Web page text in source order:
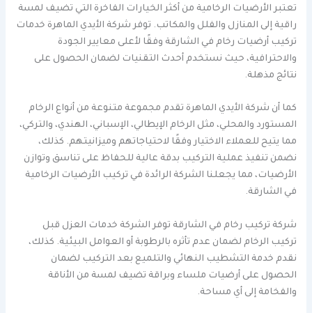
تعتبر الأرضيات الرخامية من أكثر الخيارات الفاخرة التي تضيف لمسة
راقية إلى المنازل والفلل والمكاتب. توفر شركة الأيدي الماهرة خدمات
تركيب أرضيات رخام في الشارقة وفقًا لأعلى معايير الجودة
والاحترافية، حيث نستخدم أحدث التقنيات لضمان الحصول على
نتائج مذهلة.
كما أن شركة الأيدي الماهرة تقدم مجموعة متنوعة من أنواع الرخام
المستورد والمحلي، مثل الرخام الإيطالي، الإسباني، الهندي، والتركي،
مما يتيح للعملاء الاختيار وفقًا لاحتياجاتهم وميزانيتهم. كذلك،
نضمن تنفيذ عملية التركيب بدقة عالية للحفاظ على تناسق وتوازن
الأرضيات، مما يجعلنا الشركة الرائدة في تركيب الأرضيات الرخامية
في الشارقة.
شركة تركيب رخام في الشارقة توفر الشركة خدمات العزل قبل
تركيب الرخام لضمان عدم تأثره بالرطوبة أو العوامل البيئية. كذلك،
نقدم خدمة التشطيب النهائي والتلميع بعد التركيب لضمان
الحصول على أرضيات ملساء وبراقة تضيف لمسة من الأناقة
والفخامة إلى أي مساحة.